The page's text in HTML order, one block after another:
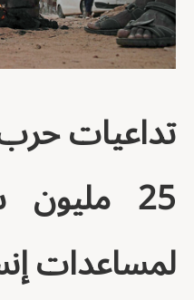
تداعيات
25
لمساعدات